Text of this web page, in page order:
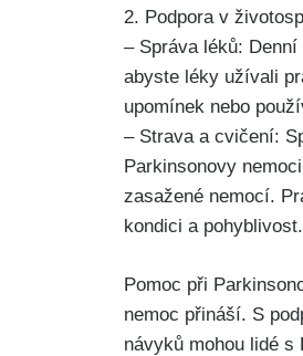
2. Podpora v
– Správa léků:
abyste léky užívali
upomínek nebo
– Strava a cvičení:
Parkinsonovy
zasažené nemocí.
kondici a pohyblivost.
Pomoc při
nemoc přináší. S
návyků mohou lidé